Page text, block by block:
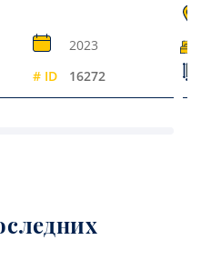
2023
# ID 16272